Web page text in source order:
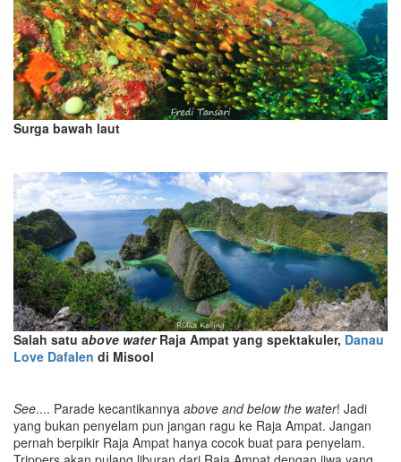
Surga bawah laut
Salah satu above waterRaja Ampat yang spektakuler, Danau
Love Dafalen di Misool
See.... Parade kecantikannya above and below the water! Jadi
yang bukan penyelam pun jangan ragu ke Raja Ampat. Jangan
pernah berpikir Raja Ampat hanya cocok buat para penyelam.